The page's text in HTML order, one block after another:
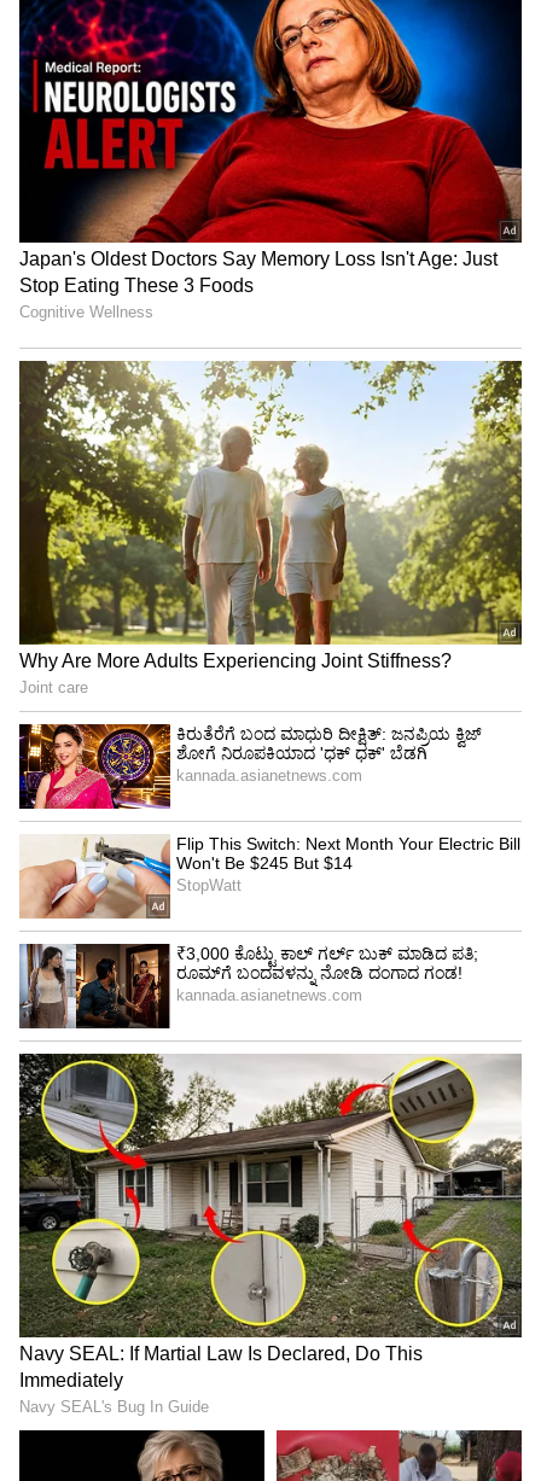
ಸುಮಲತಾ ದೊಡ್ಡವರು, ಅವರ ಬಗ್ಗೆ ಮಾತಾಡುವಷ್ಟು
ನಾನು ಬೆಳೆದಿಲ್ಲ: ಎಚ್‌ಡಿಕೆ
ರಾಜ್ಯ ಕಾಂಗ್ರೆಸ್‌ ಪಕ್ಷವು ತಾವು ಅಧಿಕಾರಕ್ಕೆ ಬಂದರೆ ಗೃಹ
ಲಕ್ಷ್ಮೇ ಯೋಜನೆಯಡಿ ಪ್ರತಿ ಮನೆಯೊಡತಿಗೆ ಮಾಸಿಕ 2
ಸಾವಿರ ರು. ಸಹಾಯಧನ ನೀಡುತ್ತೇವೆ. ‘ಗೃಹ ಜ್ಯೋತಿ’
ಹೆಸರಿನಲ್ಲಿ ತಿಂಗಳಿಗೆ 200 ಯುನಿಟ್‌ ಉಚಿತ ವಿದ್ಯುತ್‌ ಹಾಗೂ
ಪ್ರತಿ ಸದಸ್ಯರಿಗೆ 10 ಕೆ.ಜಿ. ಅನ್ನಭಾಗ್ಯ ಅಕ್ಕಿ ನೀಡುವುದಾಗಿ
ಘೋಷಣೆ ಮಾಡಿದ್ದಾರೆ. ಈ ಬಗ್ಗೆ ಡಿ.ಕೆ. ಶಿವಕುಮಾರ್‌ ಹಾಗೂ
ಸಿದ್ದರಾಮಯ್ಯ ಇಬ್ಬರೂ ಜತೆಯಲ್ಲಿ ಕುಳಿತು ಒಂದೇ ವಿಡಿಯೋ
ಮೂಲಕ ಕರೆ ನೀಡಿದ್ದು, ಮಾ.11ರಂದು ನಾವಿಬ್ಬರೂ ಎಲ್ಲೆಲ್ಲಿ
ಇರುತ್ತೇವೆಯೋ ಅಲ್ಲಿ ಸ್ವತಃ ಗ್ರಾಮಗಳ ಮನೆ-ಮನೆಗೆ ತಲುಪಿಸಿ
ಗ್ಯಾರಂಟಿ ಕಾರ್ಡ್‌ಗಳನ್ನು ನೀಡುತ್ತೇವೆ. ಪಕ್ಷದ ಕಾರ್ಯಕರ್ತರು
ಇದೇ ರೀತಿ ನಿಮ್ಮ ನಿಮ್ಮ ವ್ಯಾಪ್ತಿಯಲ್ಲಿನ ಹಳ್ಳಿಗಳ ಮನೆ-
ಮನೆಗೂ ಹೋಗಿ ಗ್ಯಾರಂಟಿ ಕಾರ್ಡ್‌ ವಿತರಿಸಬೇಕು
ಎಂದಿದ್ದಾರೆ.
ಕನಕೋತ್ಸವದಲ್ಲಿ ರಿಷಬ್ ಶೆಟ್ಟಿ | Rishab
Shetty speech | Suvarna News
ಶೇ.50 ರಿಂದ ಶೇ.18 ಕ್ಕೆ TAX ಇಳಿಕೆ: ಮೋದಿ-
ಟ್ರಂಪ್ ಐತಿಹಾಸಿಕ ಒಪ್ಪಂದ | India US
Trade Deal | Party Rounds